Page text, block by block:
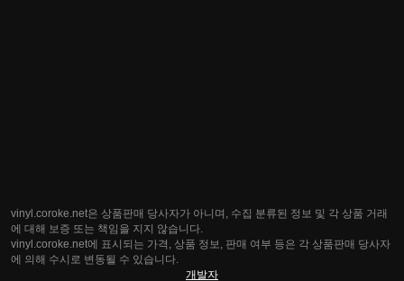
vinyl.coroke.net은 상품판매 당사자가 아니며, 수집 분류된 정보 및 각 상품 거래
에 대해 보증 또는 책임을 지지 않습니다.
vinyl.coroke.net에 표시되는 가격, 상품 정보, 판매 여부 등은 각 상품판매 당사자
에 의해 수시로 변동될 수 있습니다.
개발자